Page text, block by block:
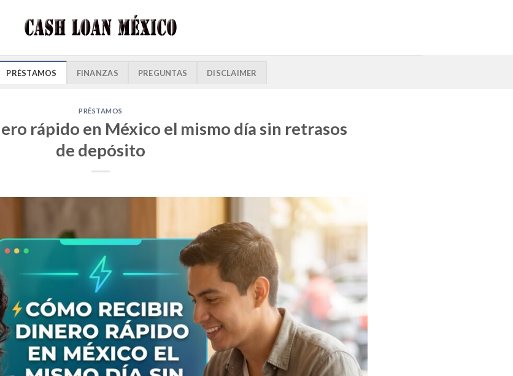
PRÉSTAMOS FINANZAS PREGUNTAS DISCLAIMER
PRÉSTAMOS
rápido en México el mismo día sin retrasos
de depósito